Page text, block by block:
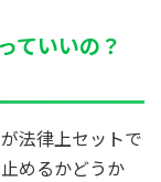
ていいの？
法律上セットで
めるかどうか